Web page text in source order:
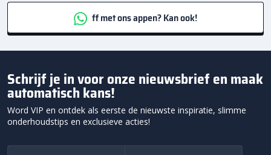
ff met ons appen? Kan ook!
Schrijf je in voor onze nieuwsbrief en maak
automatisch kans!
Word VIP en ontdek als eerste de nieuwste inspiratie, slimme
onderhoudstips en exclusieve acties!